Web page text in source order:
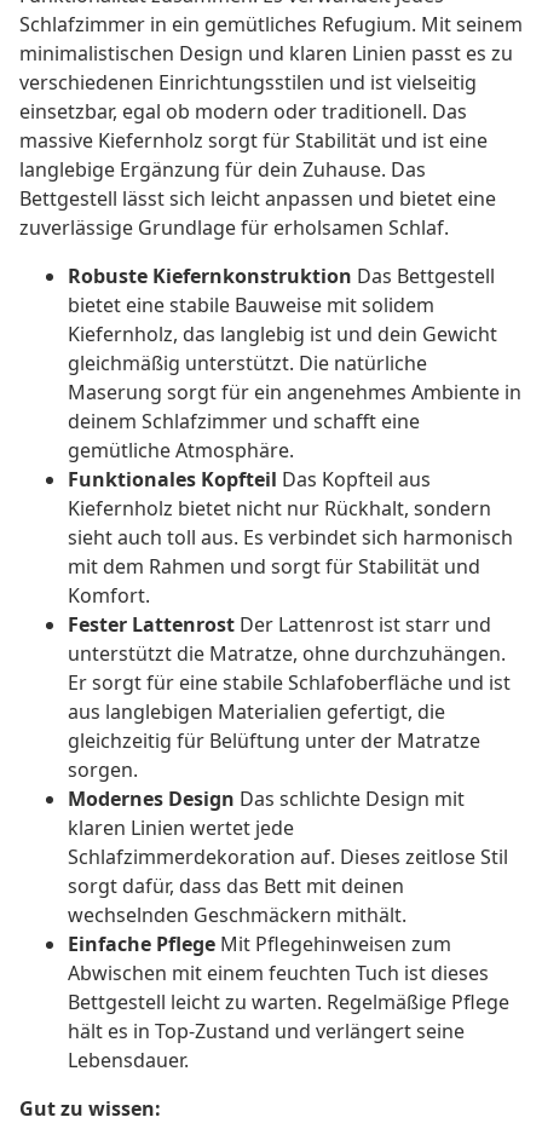
Schlafzimmer in ein gemütliches Refugium. Mit seinem
minimalistischen Design und klaren Linien passt es zu
verschiedenen Einrichtungsstilen und ist vielseitig
einsetzbar, egal ob modern oder traditionell. Das
massive Kiefernholz sorgt für Stabilität und ist eine
langlebige Ergänzung für dein Zuhause. Das
Bettgestell lässt sich leicht anpassen und bietet eine
zuverlässige Grundlage für erholsamen Schlaf.
Robuste Kiefernkonstruktion Das Bettgestell
bietet eine stabile Bauweise mit solidem
Kiefernholz, das langlebig ist und dein Gewicht
gleichmäßig unterstützt. Die natürliche
Maserung sorgt für ein angenehmes Ambiente in
deinem Schlafzimmer und schafft eine
gemütliche Atmosphäre.
Funktionales Kopfteil Das Kopfteil aus
Kiefernholz bietet nicht nur Rückhalt, sondern
sieht auch toll aus. Es verbindet sich harmonisch
mit dem Rahmen und sorgt für Stabilität und
Komfort.
Fester Lattenrost Der Lattenrost ist starr und
unterstützt die Matratze, ohne durchzuhängen.
Er sorgt für eine stabile Schlafoberfläche und ist
aus langlebigen Materialien gefertigt, die
gleichzeitig für Belüftung unter der Matratze
sorgen.
Modernes Design Das schlichte Design mit
klaren Linien wertet jede
Schlafzimmerdekoration auf. Dieses zeitlose Stil
sorgt dafür, dass das Bett mit deinen
wechselnden Geschmäckern mithält.
Einfache Pflege Mit Pflegehinweisen zum
Abwischen mit einem feuchten Tuch ist dieses
Bettgestell leicht zu warten. Regelmäßige Pflege
hält es in Top-Zustand und verlängert seine
Lebensdauer.
Gut zu wissen: